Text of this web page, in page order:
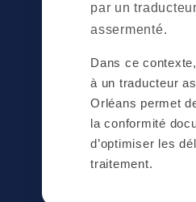
par un traducteur
assermenté.
Dans ce
à un traducteur
Orléans permet
la conformité
d’optimiser les
traitement.